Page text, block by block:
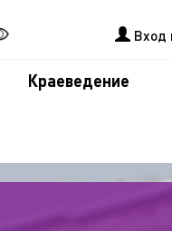
Вход
Краеведение